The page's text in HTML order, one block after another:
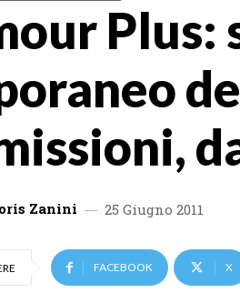
Plus:
Zanini 25 Giugno 2011
FACEBOOK X